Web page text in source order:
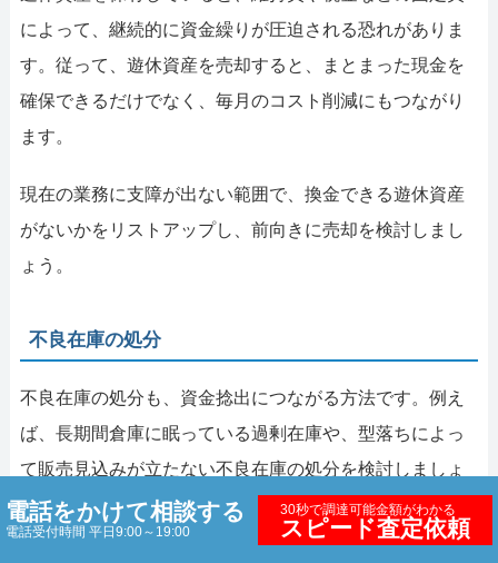
によって、継続的に資金繰りが圧迫される恐れがありま
す。従って、遊休資産を売却すると、まとまった現金を
確保できるだけでなく、毎月のコスト削減にもつながり
ます。
現在の業務に支障が出ない範囲で、換金できる遊休資産
がないかをリストアップし、前向きに売却を検討しまし
ょう。
不良在庫の処分
不良在庫の処分も、資金捻出につながる方法です。例え
ば、長期間倉庫に眠っている過剰在庫や、型落ちによっ
て販売見込みが立たない不良在庫の処分を検討しましょ
う。不良在庫は保管スペースの維持費がかかったり、経
年劣化によって価値が下落したりするリスクがありま
電話をかけて相談する
電話受付時間 平日9:00～19:00
30秒で調達可能金額がわかる
スピード査定依頼